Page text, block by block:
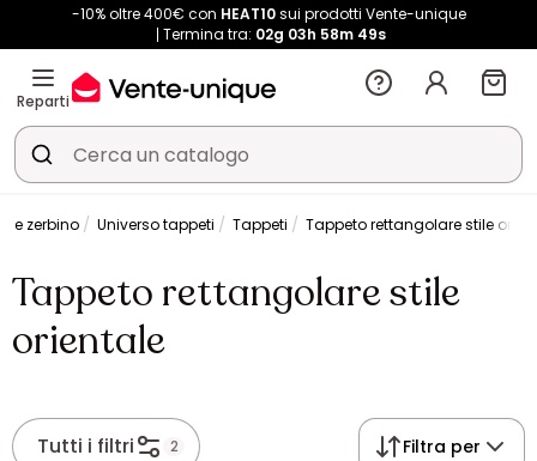
-10% oltre 400€ con HEAT10sui prodotti Vente-unique
Termina tra: 02g 03h 58m 48s
Reparti
e zerbino Universo tappeti Tappeti Tappeto rettangolare stile
Tappeto rettangolare stile
orientale
Tutti i filtri 2 Filtra per